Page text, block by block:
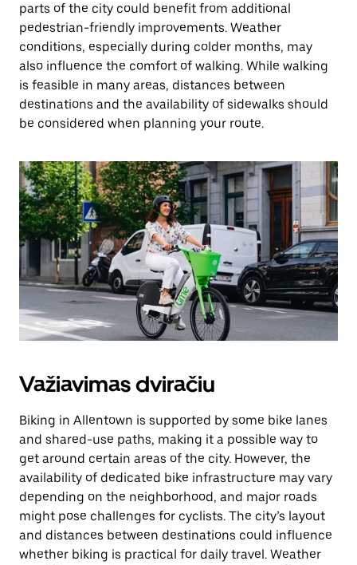
parts of the city could benefit from additional
pedestrian-friendly improvements. Weather
conditions, especially during colder months, may
also influence the comfort of walking. While walking
is feasible in many areas, distances between
destinations and the availability of sidewalks should
be considered when planning your route.
Važiavimas dviračiu
Biking in Allentown is supported by some bike lanes
and shared-use paths, making it a possible way to
get around certain areas of the city. However, the
availability of dedicated bike infrastructure may vary
depending on the neighborhood, and major roads
might pose challenges for cyclists. The city’s layout
and distances between destinations could influence
whether biking is practical for daily travel. Weather